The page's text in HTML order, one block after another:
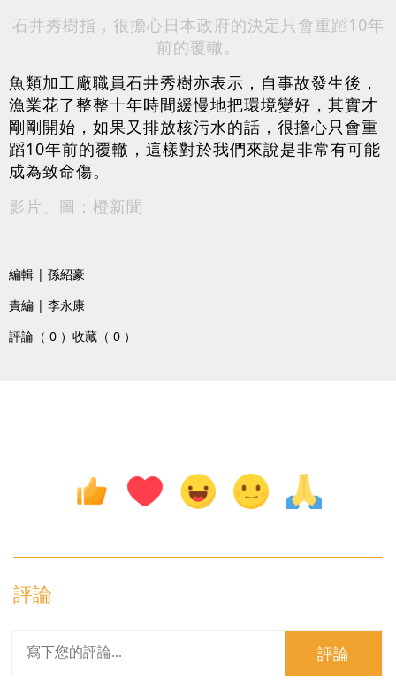
石井秀樹指，很擔心日本政府的決定只會重蹈10年
前的覆轍。
魚類加工廠職員石井秀樹亦表示，自事故發生後，
漁業花了整整十年時間緩慢地把環境變好，其實才
剛剛開始，如果又排放核污水的話，很擔心只會重
蹈10年前的覆轍，這樣對於我們來說是非常有可能
成為致命傷。
影片、圖：橙新聞
編輯 | 孫紹豪
責編 | 李永康
評論（ 0 ） 收藏（ 0 ）
評論
評論